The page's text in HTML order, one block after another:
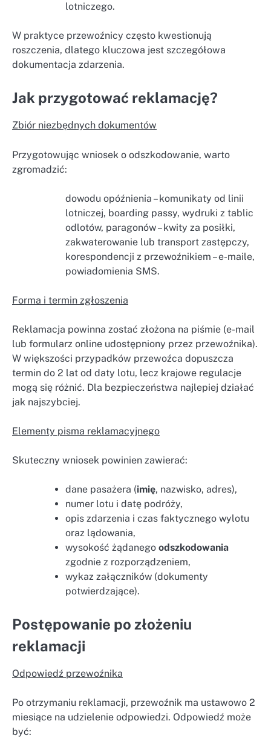
lotniczego.
W praktyce przewoźnicy często kwestionują
roszczenia, dlatego kluczowa jest szczegółowa
dokumentacja zdarzenia.
Jak przygotować reklamację?
Zbiór niezbędnych dokumentów
Przygotowując wniosek o odszkodowanie, warto
zgromadzić:
dowodu opóźnienia – komunikaty od linii
lotniczej, boarding passy, wydruki z tablic
odlotów, paragonów – kwity za posiłki,
zakwaterowanie lub transport zastępczy,
korespondencji z przewoźnikiem – e-maile,
powiadomienia SMS.
Forma i termin zgłoszenia
Reklamacja powinna zostać złożona na piśmie (e-mail
lub formularz online udostępniony przez przewoźnika).
W większości przypadków przewoźca dopuszcza
termin do 2 lat od daty lotu, lecz krajowe regulacje
mogą się różnić. Dla bezpieczeństwa najlepiej działać
jak najszybciej.
Elementy pisma reklamacyjnego
Skuteczny wniosek powinien zawierać:
dane pasażera (imię, nazwisko, adres),
numer lotu i datę podróży,
opis zdarzenia i czas faktycznego wylotu
oraz lądowania,
wysokość żądanego odszkodowania
zgodnie z rozporządzeniem,
wykaz załączników (dokumenty
potwierdzające).
Postępowanie po złożeniu
reklamacji
Odpowiedź przewoźnika
Po otrzymaniu reklamacji, przewoźnik ma ustawowo 2
miesiące na udzielenie odpowiedzi. Odpowiedź może
być: